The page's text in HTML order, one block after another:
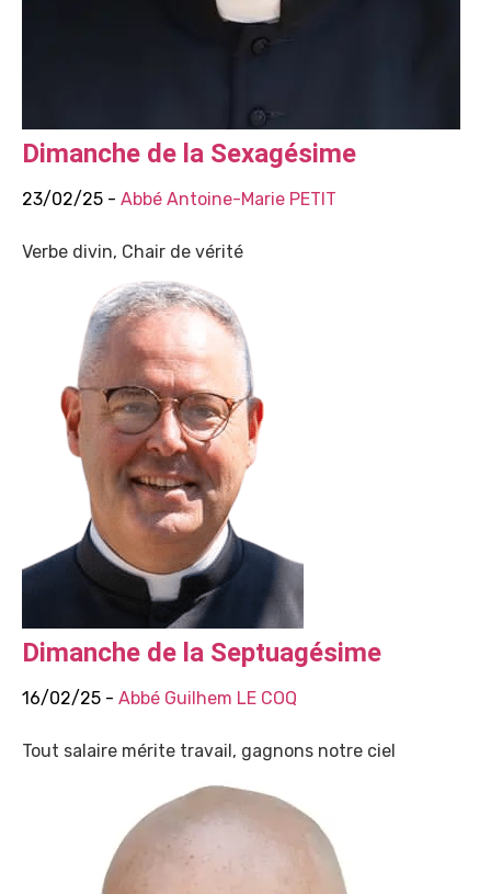
Dimanche de la Sexagésime
23/02/25 - Abbé Antoine-Marie PETIT
Verbe divin, Chair de vérité
Dimanche de la Septuagésime
16/02/25 - Abbé Guilhem LE COQ
Tout salaire mérite travail, gagnons notre ciel